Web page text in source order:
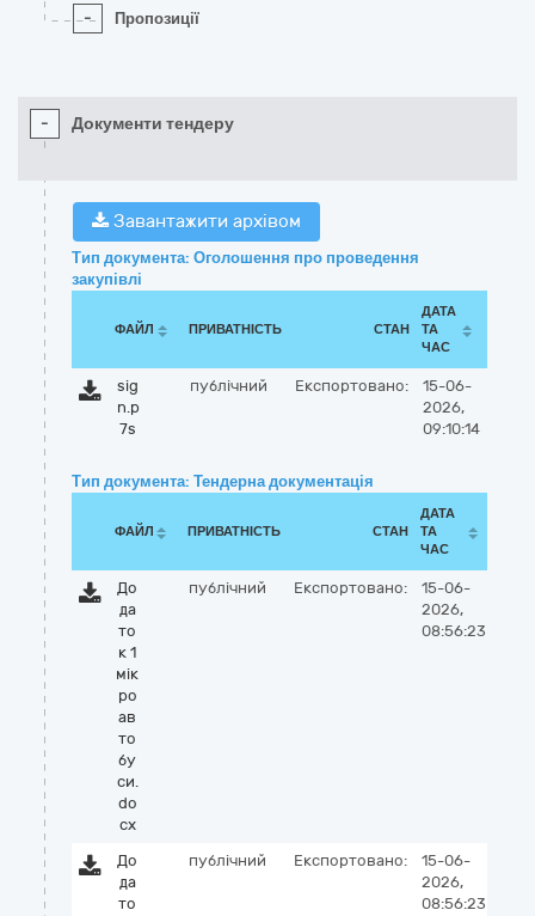
- Пропозиції
- Документи тендеру
Завантажити архівом
Тип документа: Оголошення про проведення
закупівлі
ФАЙЛ ПРИВАТНІСТЬ СТАН
ДАТА
ТА
ЧАС
sig
n.p
7s
публічний Експортовано:
15-06-
2026,
09:10:14
Тип документа: Тендерна документація
ФАЙЛ ПРИВАТНІСТЬ СТАН
ДАТА
ТА
ЧАС
До
да
то
к 1
мік
ро
ав
то
бу
си.
do
cx
публічний Експортовано:
15-06-
2026,
08:56:23
До
да
то
публічний Експортовано:
15-06-
2026,
08:56:23